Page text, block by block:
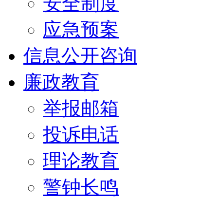
应急预案
信息公开咨询
廉政教育
举报邮箱
投诉电话
理论教育
警钟长鸣